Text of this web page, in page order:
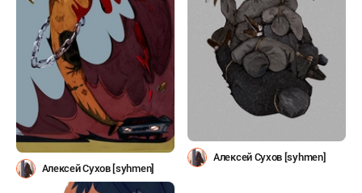
Алексей Сухов [syhmen]
Алексей Сухов [syhmen]